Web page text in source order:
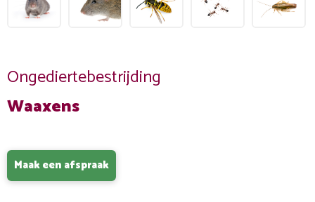
Ongediertebestrijding
Waaxens
Maak een afspraak